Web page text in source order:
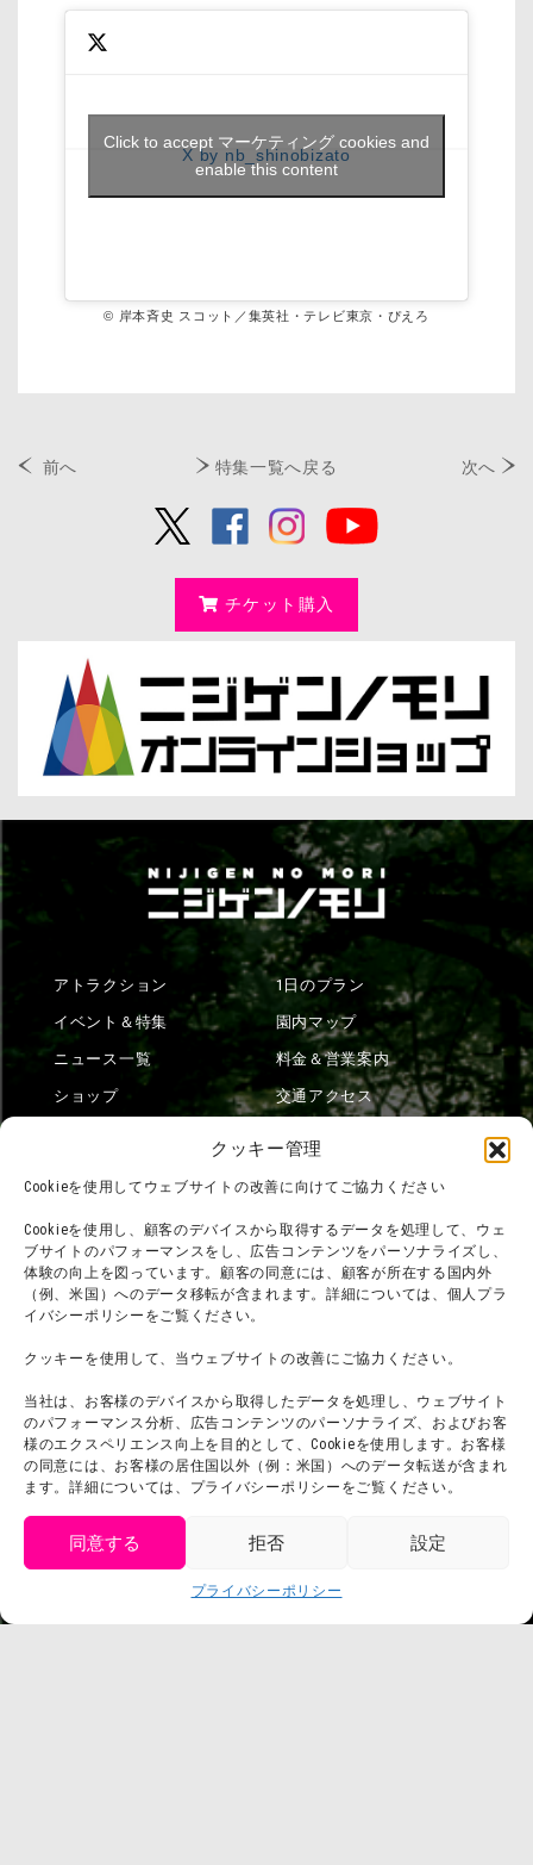
クッキー管理
Cookieを使用してウェブサイトの改善に向けてご協力ください
Cookieを使用し、顧客のデバイスから取得するデータを処理して、ウェ
ブサイトのパフォーマンスをし、広告コンテンツをパーソナライズし、
体験の向上を図っています。顧客の同意には、顧客が所在する国内外
（例、米国）へのデータ移転が含まれます。詳細については、個人プラ
イバシーポリシーをご覧ください。
クッキーを使用して、当ウェブサイトの改善にご協力ください。
当社は、お客様のデバイスから取得したデータを処理し、ウェブサイト
のパフォーマンス分析、広告コンテンツのパーソナライズ、およびお客
様のエクスペリエンス向上を目的として、Cookieを使用します。お客様
の同意には、お客様の居住国以外（例：米国）へのデータ転送が含まれ
ます。詳細については、プライバシーポリシーをご覧ください。
同意する 拒否 設定
プライバシーポリシー
X by nb_shinobizato
Click to accept マーケティング cookies and
enable this content
© 岸本斉史 スコット／集英社・テレビ東京・ぴえろ
前へ 特集一覧へ戻る 次へ
チケット購入
アトラクション
イベント＆特集
ニュース一覧
ショップ
1日のプラン
園内マップ
料金＆営業案内
交通アクセス
団体利用について
お問い合わせ
利用規約
プライバシーポリシー
プレスリリース
メディア掲載実績
会社概要
スタッフ募集